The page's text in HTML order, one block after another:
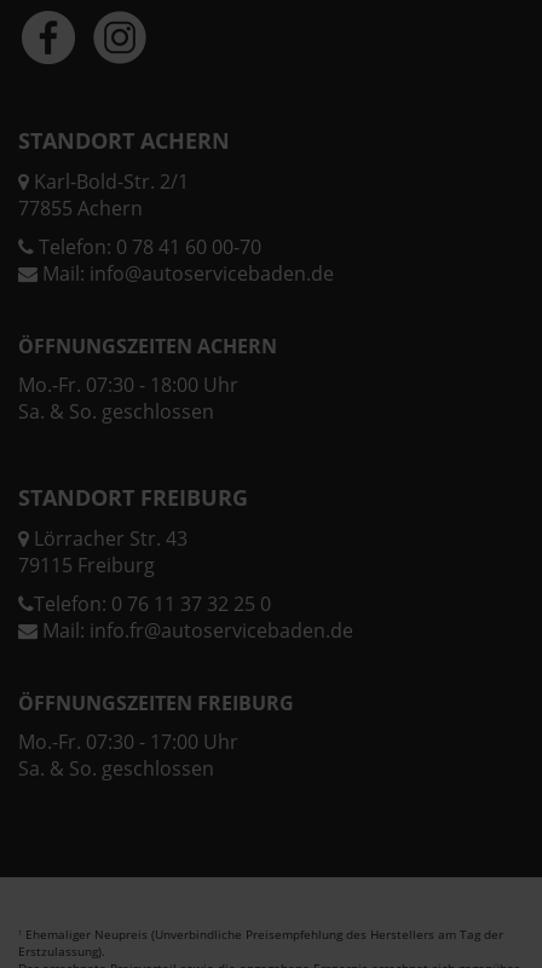
STANDORT ACHERN
Karl-Bold-Str. 2/1
77855 Achern
Telefon: 0 78 41 60 00-70
Mail: info@autoservicebaden.de
ÖFFNUNGSZEITEN ACHERN
Mo.-Fr. 07:30 - 18:00 Uhr
Sa. & So. geschlossen
STANDORT FREIBURG
Lörracher Str. 43
79115 Freiburg
Telefon: 0 76 11 37 32 25 0
Mail: info.fr@autoservicebaden.de
ÖFFNUNGSZEITEN FREIBURG
Mo.-Fr. 07:30 - 17:00 Uhr
Sa. & So. geschlossen
1 Ehemaliger Neupreis (Unverbindliche Preisempfehlung des Herstellers am Tag der
Erstzulassung).